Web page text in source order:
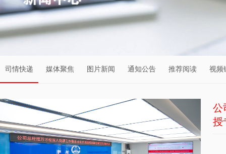
司情快递 媒体聚焦 图片新闻 通知公告 推荐阅读 视频
公
授
公
指